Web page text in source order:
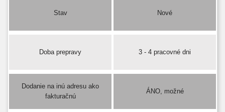
Stav Nové
Doba prepravy 3 - 4 pracovné dni
Dodanie na inú adresu ako
fakturačnú
ÁNO, možné